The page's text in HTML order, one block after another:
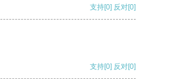
支持[0] 反对[0]
支持[0] 反对[0]